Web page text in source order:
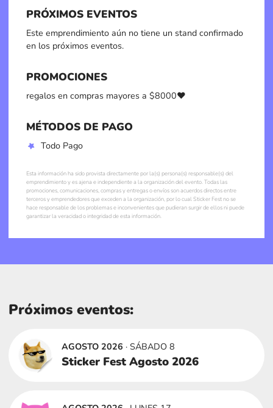
PRÓXIMOS EVENTOS
Este emprendimiento aún no tiene un stand confirmado
en los próximos eventos.
PROMOCIONES
regalos en compras mayores a $8000♥
MÉTODOS DE PAGO
Todo Pago
Esta información ha sido provista directamente por la(s) persona(s) responsable(s) del
emprendimiento y es ajena e independiente a la organización del evento. Todas las
promociones, comunicaciones, compras y entregas o envíos son acuerdos directos entre
terceros y emprendedores que exceden a la organización, por lo cual Sticker Fest no se
hace responsable de los problemas e inconvenientes que pudieran surgir de ellos ni puede
garantizar la veracidad o integridad de esta información.
Próximos eventos:
AGOSTO 2026 · SÁBADO 8
Sticker Fest Agosto 2026